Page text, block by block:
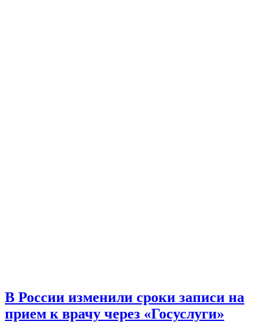
В России изменили сроки записи на
прием к врачу через «Госуслуги»